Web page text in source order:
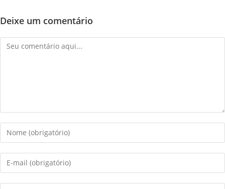
Deixe um comentário